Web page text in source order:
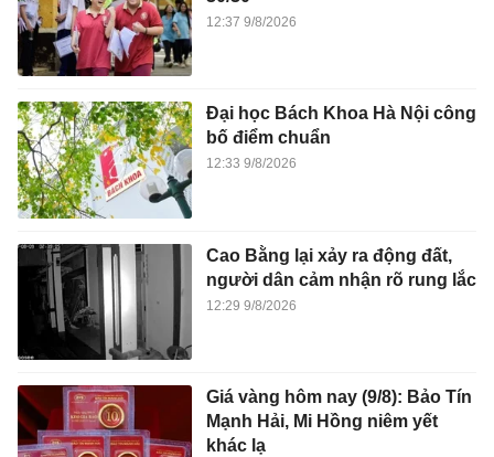
12:37 9/8/2026
Đại học Bách Khoa Hà Nội công
bố điểm chuẩn
12:33 9/8/2026
Cao Bằng lại xảy ra động đất,
người dân cảm nhận rõ rung lắc
12:29 9/8/2026
Giá vàng hôm nay (9/8): Bảo Tín
Mạnh Hải, Mi Hồng niêm yết
khác lạ